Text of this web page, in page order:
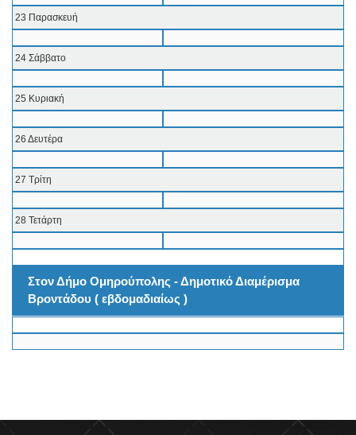
23 Παρασκευή
24 Σάββατο
25 Κυριακή
26 Δευτέρα
27 Τρίτη
28 Τετάρτη
Στον Δήμο Ομηρούπολης - Δημοτικό Διαμέρισμα
Βροντάδου ( εβδομαδιαίως )